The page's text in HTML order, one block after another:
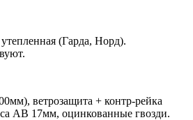
(Гарда, Норд).
ветрозащита + контр-рейка
АВ 17мм, оцинкованные гвозди.